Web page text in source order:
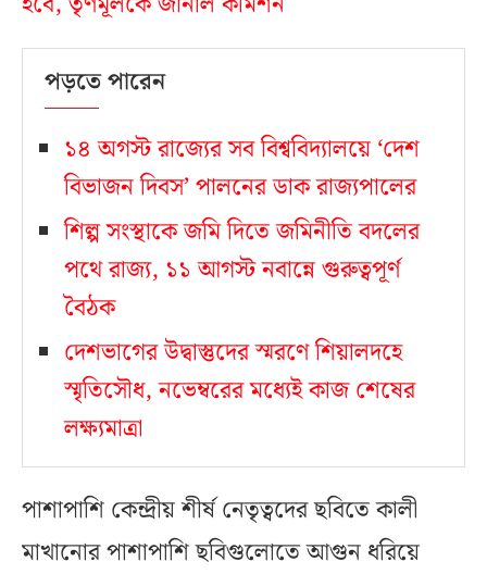
পড়তে পারেন
১৪ অগস্ট রাজ্যের সব বিশ্ববিদ্যালয়ে ‘দেশ
বিভাজন দিবস’ পালনের ডাক রাজ্যপালের
শিল্প সংস্থাকে জমি দিতে জমিনীতি বদলের
পথে রাজ্য, ১১ আগস্ট নবান্নে গুরুত্বপূর্ণ
বৈঠক
দেশভাগের উদ্বাস্তুদের স্মরণে শিয়ালদহে
স্মৃতিসৌধ, নভেম্বরের মধ্যেই কাজ শেষের
লক্ষ্যমাত্রা
পাশাপাশি কেন্দ্রীয় শীর্ষ নেতৃত্বদের ছবিতে কালী
মাখানোর পাশাপাশি ছবিগুলোতে আগুন ধরিয়ে